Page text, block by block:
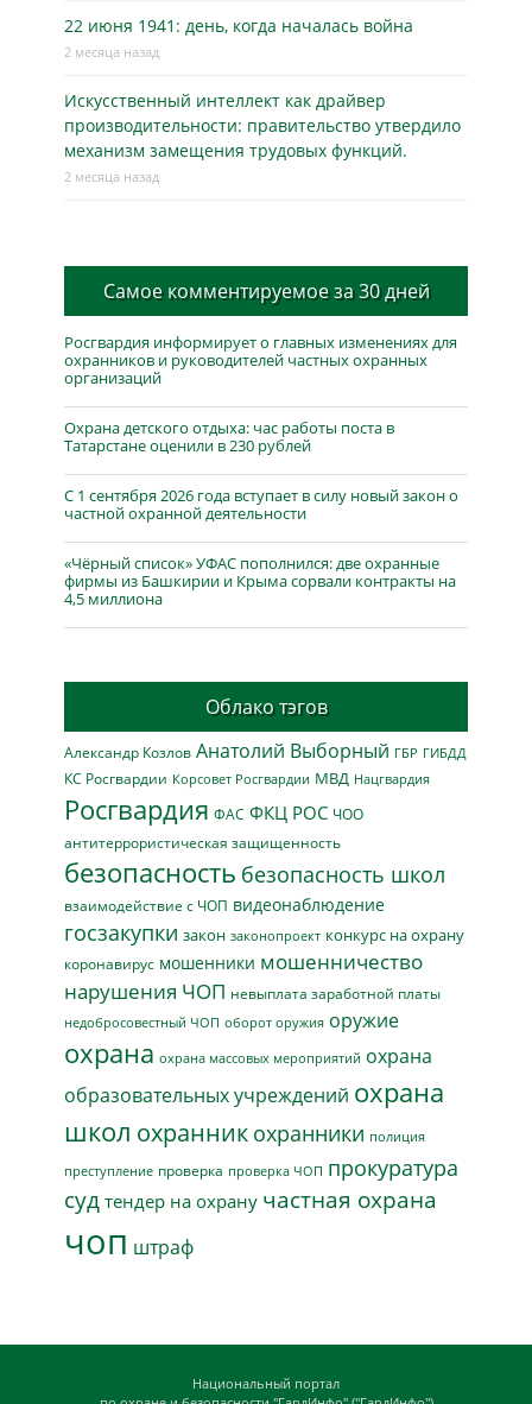
22 июня 1941: день, когда началась война
2 месяца назад
Искусственный интеллект как драйвер
производительности: правительство утвердило
механизм замещения трудовых функций.
2 месяца назад
Самое комментируемое за 30 дней
Росгвардия информирует о главных изменениях для
охранников и руководителей частных охранных
организаций
Охрана детского отдыха: час работы поста в
Татарстане оценили в 230 рублей
С 1 сентября 2026 года вступает в силу новый закон о
частной охранной деятельности
«Чёрный список» УФАС пополнился: две охранные
фирмы из Башкирии и Крыма сорвали контракты на
4,5 миллиона
Облако тэгов
Александр Козлов Анатолий Выборный ГБР ГИБДД
КС Росгвардии Корсовет Росгвардии МВД Нацгвардия
Росгвардия ФАС ФКЦ РОС ЧОО
антитеррористическая защищенность
безопасность безопасность школ
взаимодействие с ЧОП видеонаблюдение
госзакупки закон законопроект конкурс на охрану
коронавирус мошенники мошенничество
нарушения ЧОП невыплата заработной платы
недобросовестный ЧОП оборот оружия оружие
охрана охрана массовых мероприятий охрана
образовательных учреждений охрана
школ охранник охранники полиция
преступление проверка проверка ЧОП прокуратура
суд тендер на охрану частная охрана
чоп штраф
Национальный портал